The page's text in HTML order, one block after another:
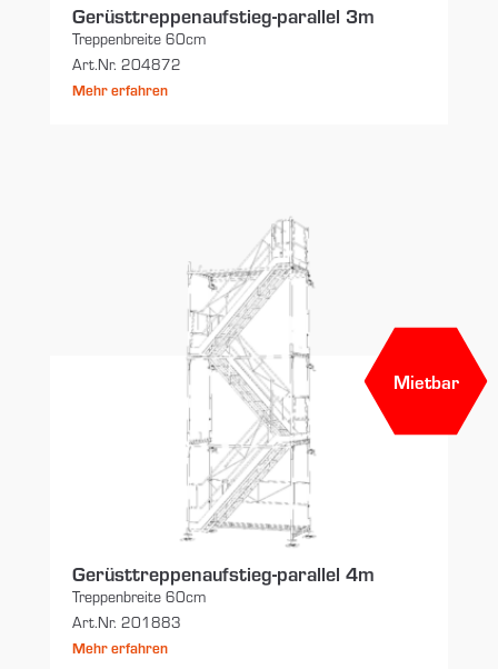
Gerüsttreppenaufstieg-parallel 3m
Treppenbreite 60cm
Art.Nr. 204872
Mehr erfahren
Mietbar
Gerüsttreppenaufstieg-parallel 4m
Treppenbreite 60cm
Art.Nr. 201883
Mehr erfahren